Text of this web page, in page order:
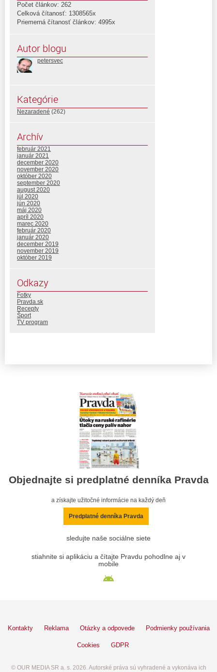
Počet článkov: 262
Celková čítanosť: 1308565x
Priemerná čítanosť článkov: 4995x
Autor blogu
petersvec
Kategórie
Nezaradené (262)
Archív
február 2021
január 2021
december 2020
november 2020
október 2020
september 2020
august 2020
júl 2020
jún 2020
máj 2020
apríl 2020
marec 2020
február 2020
január 2020
december 2019
november 2019
október 2019
Odkazy
Fotky
Pravda.sk
Recepty
Šport
TV program
Objednajte si predplatné denníka Pravda
a získajte užitočné informácie na každý deň
Predplatné denníka Pravda
sledujte naše sociálne siete
stiahnite si aplikáciu a čítajte Pravdu pohodlne aj v
mobile
Kontakty Reklama Otázky a odpovede Podmienky používania
Cookies GDPR
© OUR MEDIA SR a. s. 2026. Autorské práva sú vyhradené a vykonáva ich